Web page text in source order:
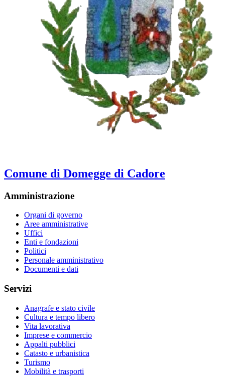
Comune di Domegge di Cadore
Amministrazione
Organi di governo
Aree amministrative
Uffici
Enti e fondazioni
Politici
Personale amministrativo
Documenti e dati
Servizi
Anagrafe e stato civile
Cultura e tempo libero
Vita lavorativa
Imprese e commercio
Appalti pubblici
Catasto e urbanistica
Turismo
Mobilità e trasporti